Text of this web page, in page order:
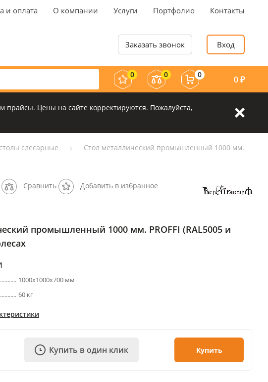
и оплата О компании Услуги Портфолио Контакты
Заказать звонок Вход
0 0 0 0₽
Цены на сайте корректируются. Пожалуйста,
слесарные
Стол металлический промышленный 1000 мм.
Сравнить Добавить в избранное
промышленный 1000 мм. PROFFI (RAL5005 и
1000х1000х700 мм
60 кг
Купить в один клик Купить